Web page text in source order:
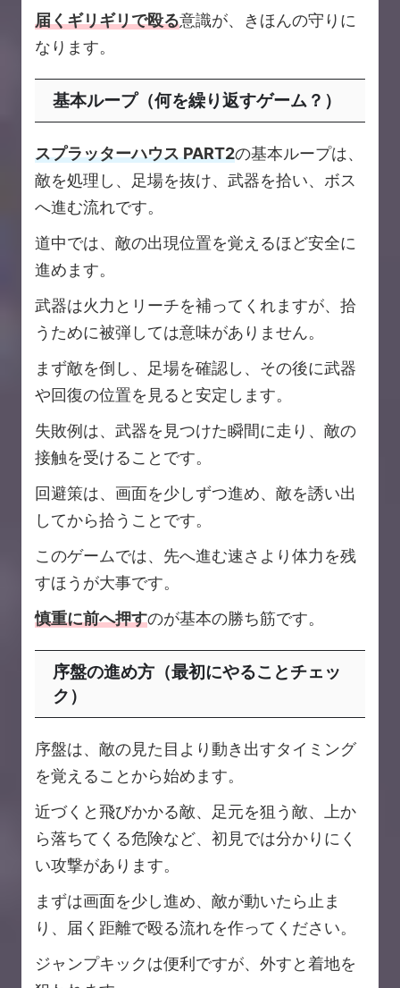
届くギリギリで殴る意識が、きほんの守りに
なります。
基本ループ（何を繰り返すゲーム？）
スプラッターハウス PART2の基本ループは、
敵を処理し、足場を抜け、武器を拾い、ボス
へ進む流れです。
道中では、敵の出現位置を覚えるほど安全に
進めます。
武器は火力とリーチを補ってくれますが、拾
うために被弾しては意味がありません。
まず敵を倒し、足場を確認し、その後に武器
や回復の位置を見ると安定します。
失敗例は、武器を見つけた瞬間に走り、敵の
接触を受けることです。
回避策は、画面を少しずつ進め、敵を誘い出
してから拾うことです。
このゲームでは、先へ進む速さより体力を残
すほうが大事です。
慎重に前へ押すのが基本の勝ち筋です。
序盤の進め方（最初にやることチェッ
ク）
序盤は、敵の見た目より動き出すタイミング
を覚えることから始めます。
近づくと飛びかかる敵、足元を狙う敵、上か
ら落ちてくる危険など、初見では分かりにく
い攻撃があります。
まずは画面を少し進め、敵が動いたら止ま
り、届く距離で殴る流れを作ってください。
ジャンプキックは便利ですが、外すと着地を